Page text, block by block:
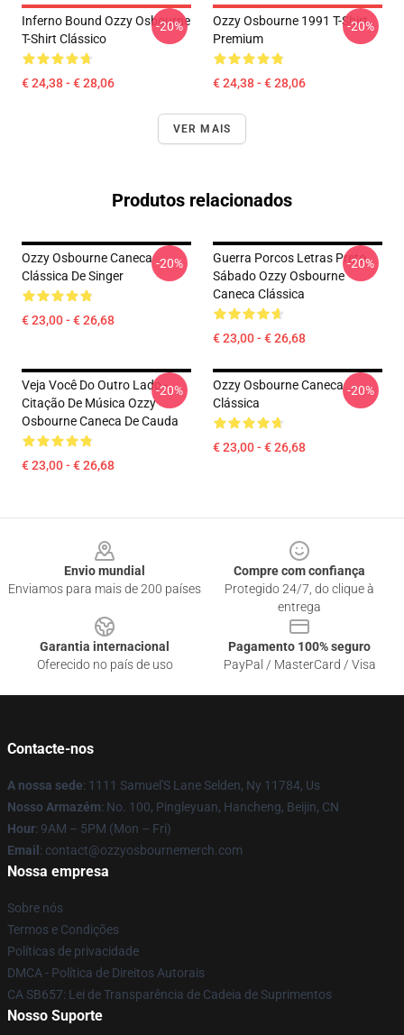
Inferno Bound Ozzy Osbourne
T-Shirt Clássico
€ 24,38 - € 28,06
-20%
Ozzy Osbourne 1991 T-Shirt
Premium
€ 24,38 - € 28,06
-20%
VER MAIS
Produtos relacionados
Ozzy Osbourne Caneca
Clássica De Singer
€ 23,00 - € 26,68
-20%
Guerra Porcos Letras Preto
Sábado Ozzy Osbourne
Caneca Clássica
€ 23,00 - € 26,68
-20%
Veja Você Do Outro Lado -
Citação De Música Ozzy
Osbourne Caneca De Cauda
€ 23,00 - € 26,68
-20%
Ozzy Osbourne Caneca
Clássica
€ 23,00 - € 26,68
-20%
Envio mundial
Enviamos para mais de 200 países
Compre com confiança
Protegido 24/7, do clique à
entrega
Garantia internacional
Oferecido no país de uso
Pagamento 100% seguro
PayPal / MasterCard / Visa
Contacte-nos
A nossa sede: 1111 Samuel'S Lane Selden, Ny 11784, Us
Nosso Armazém: No. 100, Pingleyuan, Hancheng, Beijin, CN
Hour: 9AM – 5PM (Mon – Fri)
Email : contact@ozzyosbournemerch.com
Nossa empresa
Sobre nós
Termos e Condições
Políticas de privacidade
DMCA - Política de Direitos Autorais
CA SB657: Lei de Transparência de Cadeia de Suprimentos
Nosso Suporte